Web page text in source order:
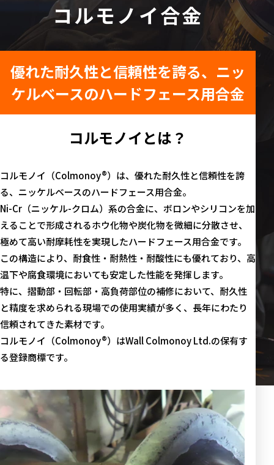
コルモノイ合金
優れた耐久性と信頼性を誇る、ニッ
ケルベースのハードフェース用合金
コルモノイとは？
コルモノイ（Colmonoy®）は、優れた耐久性と信頼性を誇
る、ニッケルベースのハードフェース用合金。
Ni-Cr（ニッケル-クロム）系の合金に、ボロンやシリコンを加
えることで形成されるホウ化物や炭化物を微細に分散させ、
極めて高い耐摩耗性を実現したハードフェース用合金です。
この構造により、耐食性・耐熱性・耐酸性にも優れており、高
温下や腐食環境においても安定した性能を発揮します。
特に、摺動部・回転部・高負荷部位の補修において、耐久性
と精度を求められる現場での使用実績が多く、長年にわたり
信頼されてきた素材です。
コルモノイ（Colmonoy®）はWall Colmonoy Ltd.の保有す
る登録商標です。